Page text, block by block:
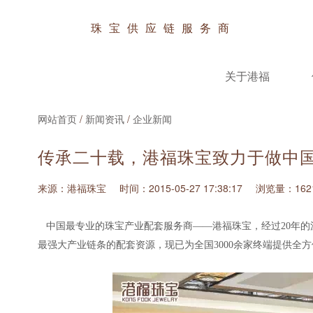
珠宝供应链服务商
关于港福
网站首页/ 新闻资讯/ 企业新闻
传承二十载，港福珠宝致力于做中
来源：港福珠宝 时间：2015-05-27 17:38:17 浏览量：
中国最专业的珠宝产业配套服务商——港福珠宝 ，经过20年
最强大产业链条的配套资源，现已为全国3000余家终端提供全